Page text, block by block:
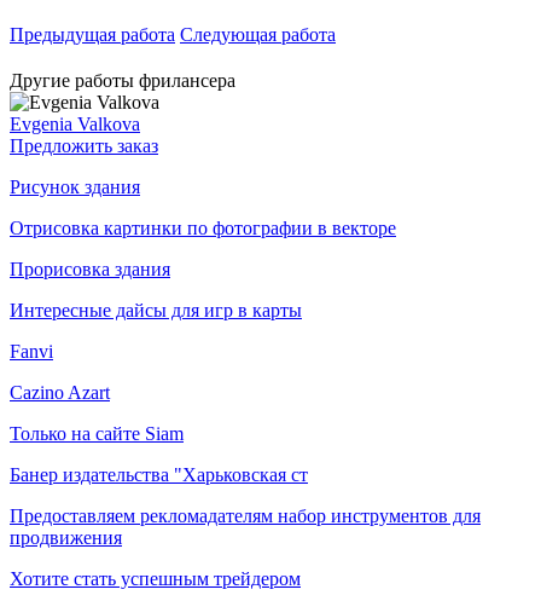
Предыдущая работа Следующая работа
Другие работы фрилансера
Evgenia Valkova
Предложить заказ
Рисунок здания
Отрисовка картинки по фотографии в векторе
Прорисовка здания
Интересные дайсы для игр в карты
Fanvi
Cazino Azart
Только на сайте Siam
Банер издательства "Харьковская ст
Предоставляем рекломадателям набор инструментов для
продвижения
Хотите стать успешным трейдером